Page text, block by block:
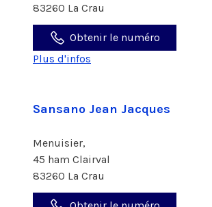
83260 La Crau
Obtenir le numéro
Plus d'infos
Sansano Jean Jacques
Menuisier,
45 ham Clairval
83260 La Crau